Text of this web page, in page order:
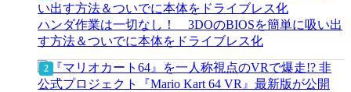
ハンダ作業は一切なし！ 3DOのBIOSを簡単に吸い出
す方法＆ついでに本体をドライブレス化